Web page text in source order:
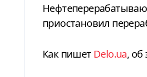
Нефтеперерабатывающий завод в Волгограде в России компании «Лукойл»
приостановил
Как пишет Delo.ua, об